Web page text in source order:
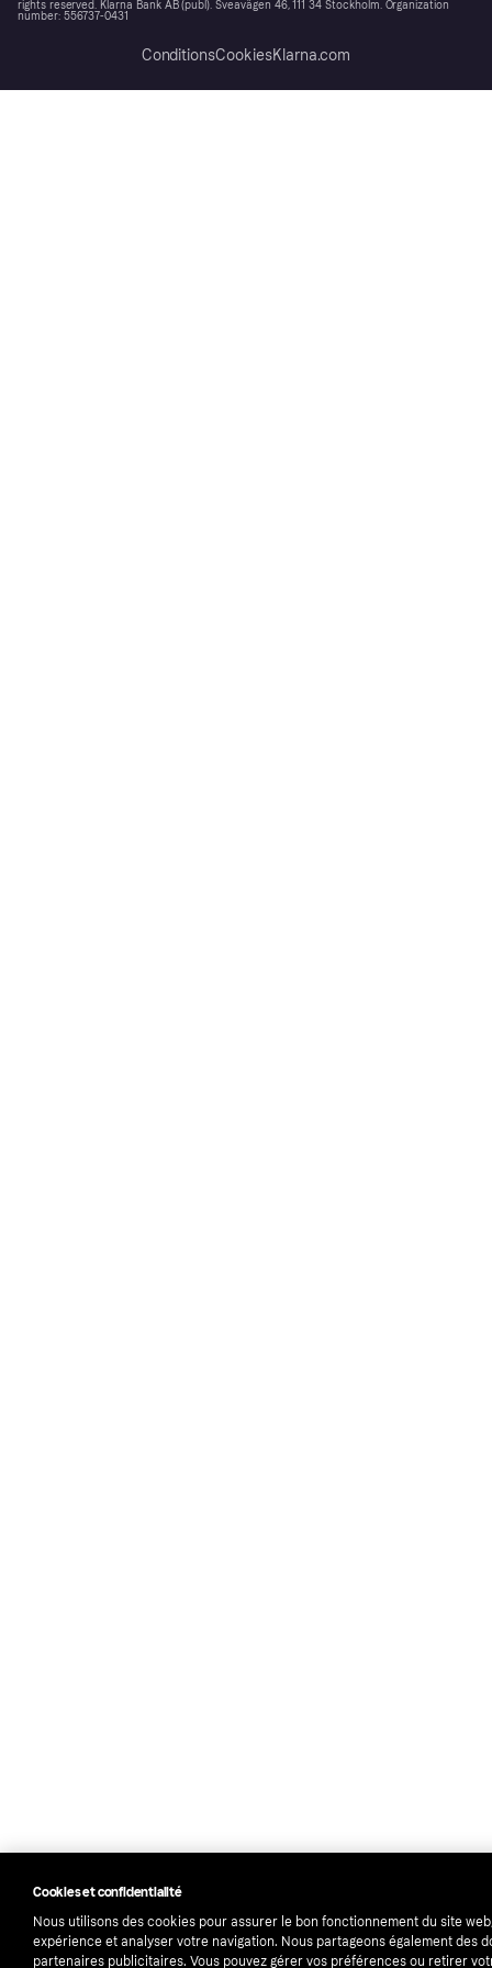
rights reserved. Klarna Bank AB (publ). Sveavägen 46, 111 34 Stockholm. Organization
number: 556737-0431
ConditionsCookiesKlarna.com
Cookies et confidentialité
Nous utilisons des cookies pour assurer le bon fonctionnement du site
expérience et analyser votre navigation. Nous partageons également des
partenaires publicitaires. Vous pouvez gérer vos préférences ou retirer